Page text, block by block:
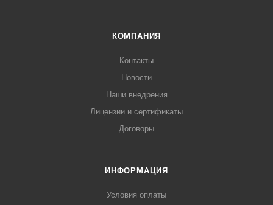
КОМПАНИЯ
Контакты
Новости
Наши внедрения
Лицензии и сертификаты
Договоры
ИНФОРМАЦИЯ
Условия оплаты